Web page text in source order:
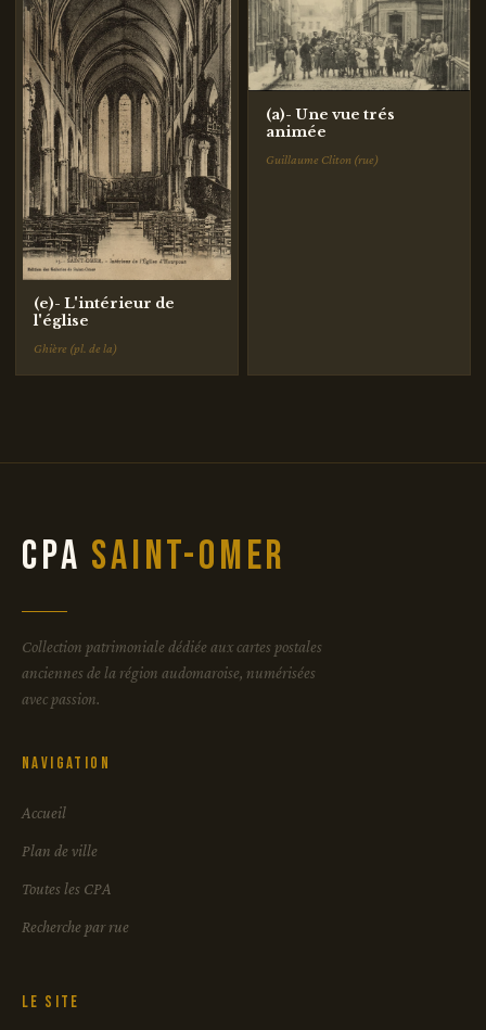
(e)- L'intérieur de
l'église
Ghière (pl. de la)
(a)- Une vue trés
animée
Guillaume Cliton (rue)
CPA Saint-Omer
Collection patrimoniale dédiée aux cartes postales
anciennes de la région audomaroise, numérisées
avec passion.
Navigation
Accueil
Plan de ville
Toutes les CPA
Recherche par rue
Le site